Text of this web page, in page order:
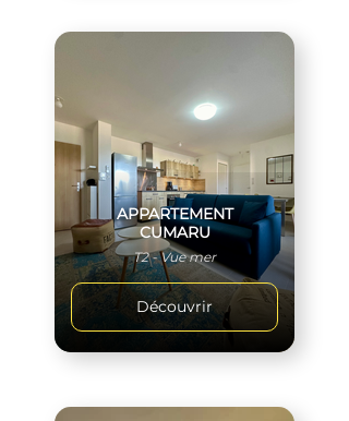
APPARTEMENT
CUMARU
T2 - Vue mer
Découvrir